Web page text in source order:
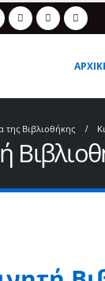
της Βιβλιοθήκης